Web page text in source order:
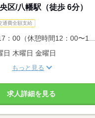
区/八幡駅（徒歩 6分）
通費全額支給
：00（休憩時間12：00〜1...
日 木曜日 金曜日
もっと見る
求人詳細を見る